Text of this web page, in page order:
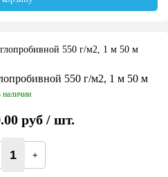
550 г/м2, 1 м 50 м
наличии
руб/ шт.